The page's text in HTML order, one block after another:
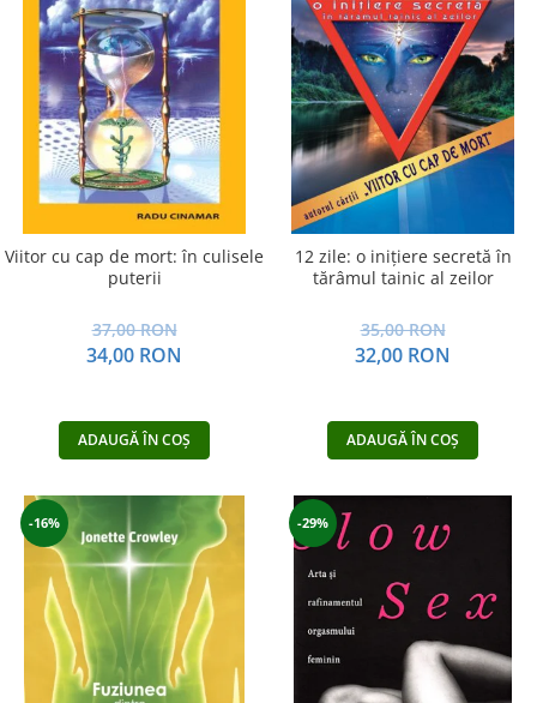
Viitor cu cap de mort: în culisele
puterii
37,00 RON
34,00 RON
ADAUGĂ ÎN COȘ
12 zile: o inițiere secretă în
tărâmul tainic al zeilor
35,00 RON
32,00 RON
ADAUGĂ ÎN COȘ
-16% -29%